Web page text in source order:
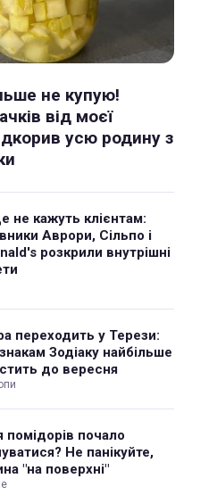
не купую!
від моєї
усю родину з
не кажуть клієнтам:
Аврори, Сільпо і
розкрили внутрішні
переходить у Терези:
Зодіаку найбільше
до вересня
помідорів почало
Не панікуйте,
"на поверхні"